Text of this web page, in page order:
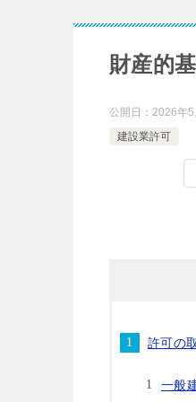
財産的
公開日： 2026年5
建設業許可
許可の
一般